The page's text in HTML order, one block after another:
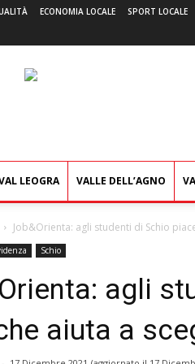
ECONOMIA LOCALE SPORT LOCALE
LEOGRA VALLE DELL’AGNO
Job&Orienta: agli studenti di Schio
Schio
agli
aiuta a